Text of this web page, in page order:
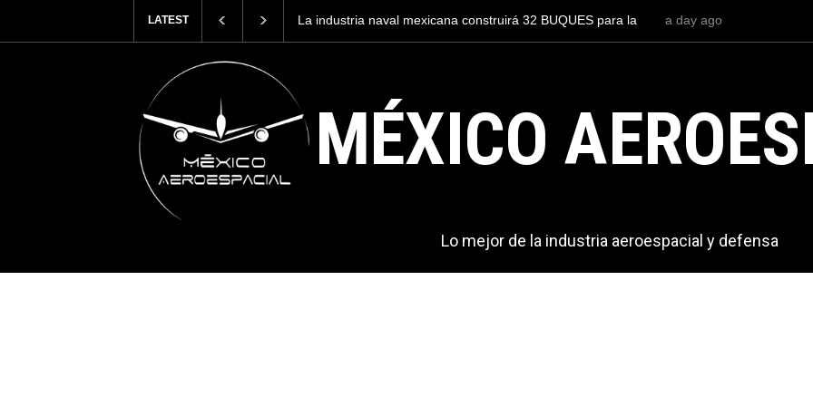
LATEST
Entrenar a un piloto para volar los nuevos C-130J mexicanos
México se posiciona
del mundo, al superar
exportaciones en el
2 days ago
MÉXICO
Lo mejor de la industria aeroespacial y defensa